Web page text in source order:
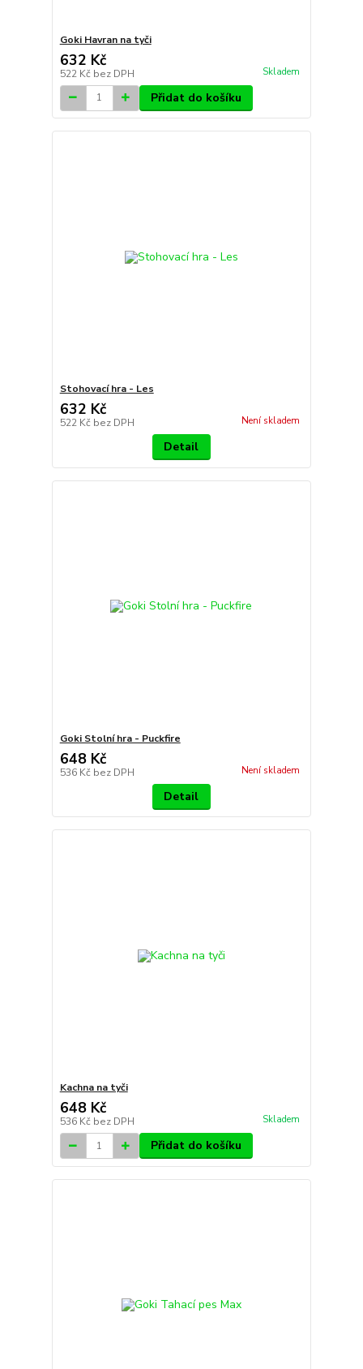
Goki Havran na tyči
632 Kč
522 Kč bez DPH Skladem
Přidat do košíku
Stohovací hra - Les
632 Kč
522 Kč bez DPH Není skladem
Detail
Goki Stolní hra - Puckfire
648 Kč
536 Kč bez DPH Není skladem
Detail
Kachna na tyči
648 Kč
536 Kč bez DPH Skladem
Přidat do košíku